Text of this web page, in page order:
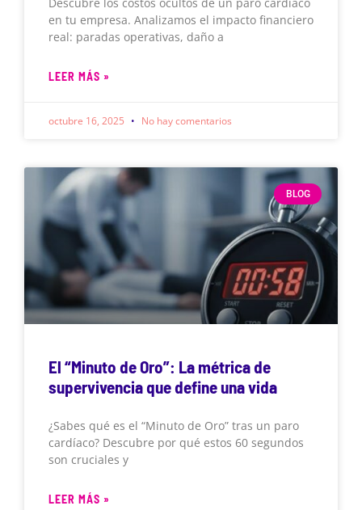
en tu empresa. Analizamos el impacto financiero
real: paradas operativas, daño a
LEER MÁS »
octubre 16, 2025 No hay comentarios
BLOG
El “Minuto de Oro”: La métrica de
supervivencia que define una vida
¿Sabes qué es el “Minuto de Oro” tras un paro
cardíaco? Descubre por qué estos 60 segundos
son cruciales y
LEER MÁS »